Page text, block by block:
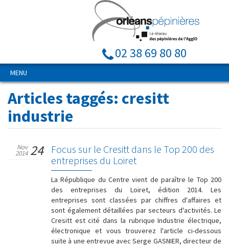
02 38 69 80 80
MENU
Articles taggés: cresitt
industrie
Focus sur le Cresitt dans le Top 200 des
entreprises du Loiret
Nov
2014 24
La République du Centre vient de paraître le Top 200
des entreprises du Loiret, édition 2014. Les
entreprises sont classées par chiffres d'affaires et
sont également détaillées par secteurs d'activités. Le
Cresitt est cité dans la rubrique Industrie électrique,
électronique et vous trouverez l'article ci-dessous
suite à une entrevue avec Serge GASNIER, directeur de